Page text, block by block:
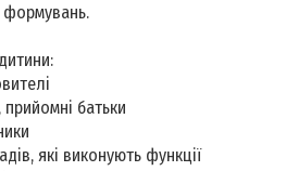
батьки
які виконують функції